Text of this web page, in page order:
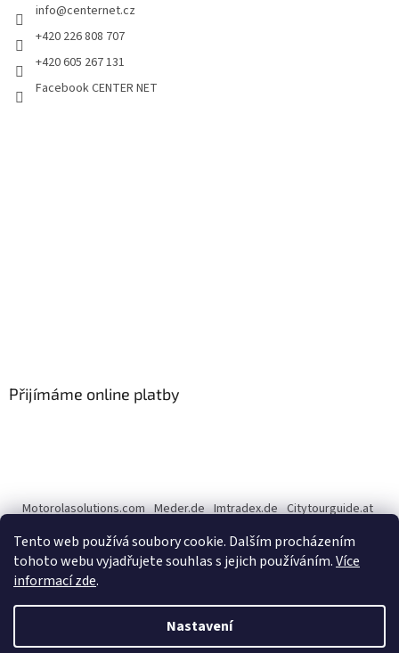
Tento web používá soubory cookie. Dalším procházením
tohoto webu vyjadřujete souhlas s jejich používáním.Více
informací zde.
Nastavení
info@centernet.cz
+420 226 808 707
+420 605 267 131
Facebook CENTER NET
Přijímáme online platby
Motorolasolutions.com Meder.de Imtradex.de Citytourguide.at